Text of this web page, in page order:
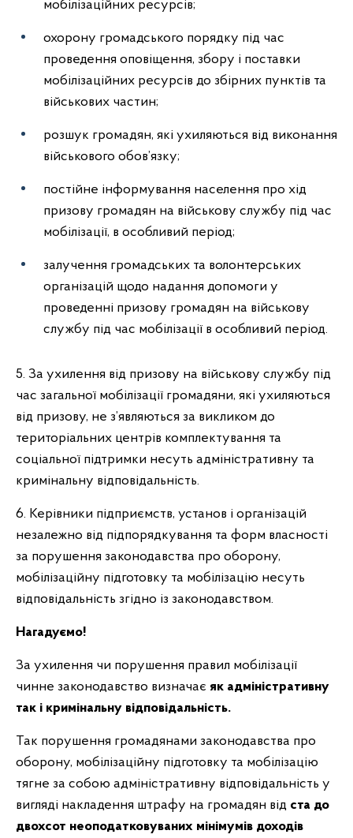
мобілізаційних ресурсів;
охорону громадського порядку під час
проведення оповіщення, збору і поставки
мобілізаційних ресурсів до збірних пунктів та
військових частин;
розшук громадян, які ухиляються від виконання
військового обов’язку;
постійне інформування населення про хід
призову громадян на військову службу під час
мобілізації, в особливий період;
залучення громадських та волонтерських
організацій щодо надання допомоги у
проведенні призову громадян на військову
службу під час мобілізації в особливий період.
5. За ухилення від призову на військову службу під
час загальної мобілізації громадяни, які ухиляються
від призову, не з’являються за викликом до
територіальних центрів комплектування та
соціальної підтримки несуть адміністративну та
кримінальну відповідальність.
6. Керівники підприємств, установ і організацій
незалежно від підпорядкування та форм власності
за порушення законодавства про оборону,
мобілізаційну підготовку та мобілізацію несуть
відповідальність згідно із законодавством.
Нагадуємо!
За ухилення чи порушення правил мобілізації
чинне законодавство визначає як адміністративну
так і кримінальну відповідальність.
Так порушення громадянами законодавства про
оборону, мобілізаційну підготовку та мобілізацію
тягне за собою адміністративну відповідальність у
вигляді накладення штрафу на громадян від ста до
двохсот неоподатковуваних мінімумів доходів